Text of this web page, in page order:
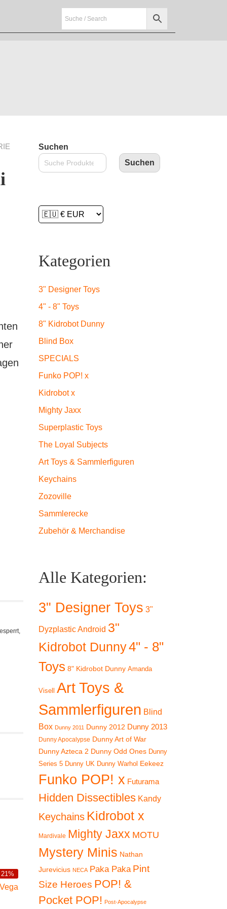
SALE 15%
Suchen
Suchen
Kategorien
3" Designer Toys
4" - 8" Toys
8" Kidrobot Dunny
Blind Box
SPECIALS
Funko POP! x
Kidrobot x
Mighty Jaxx
Superplastic Toys
The Loyal Subjects
Art Toys & Sammlerfiguren
Keychains
Zozoville
Sammlerecke
Zubehör & Merchandise
Alle Kategorien:
3" Designer Toys 3"
Dyzplastic Android 3"
Kidrobot Dunny4" - 8"
Toys 8" Kidrobot Dunny Amanda
Visell
Art Toys &
Sammlerfiguren Blind
Box Dunny 2011 Dunny 2012 Dunny 2013
Dunny Apocalypse Dunny Art of War
Dunny Azteca 2 Dunny Odd Ones Dunny
Series 5 Dunny UK Dunny Warhol Eekeez
Funko POP! x Futurama
Hidden Dissectibles Kandy
Keychains Kidrobot x
Mardivale Mighty Jaxx MOTU
Mystery Minis Nathan
Jurevicius NECA Paka Paka Pint
Size Heroes POP! &
Pocket POP! Post-Apocalypse